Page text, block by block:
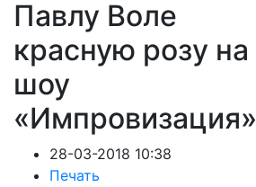
Павлу Воле
красную розу на
шоу
«Импровизация»
28-03-2018 10:38
Печать